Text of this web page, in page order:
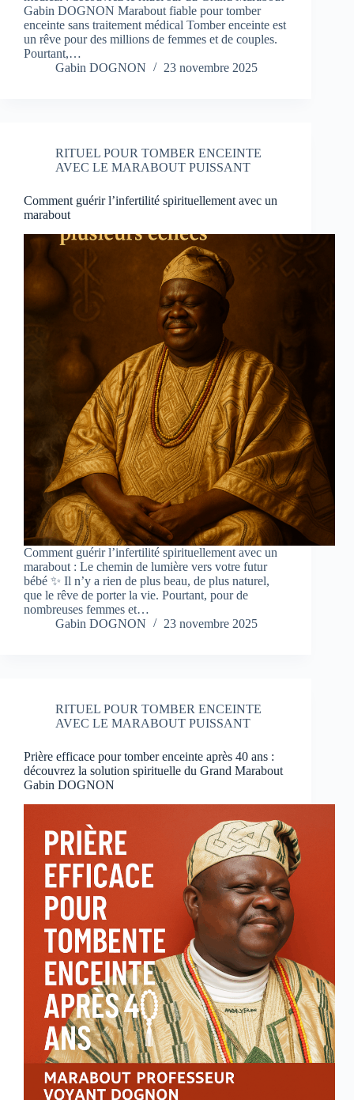
Gabin DOGNON Marabout fiable pour tomber
enceinte sans traitement médical Tomber enceinte est
un rêve pour des millions de femmes et de couples.
Pourtant,…
Gabin DOGNON
23 novembre 2025
RITUEL POUR TOMBER ENCEINTE
AVEC LE MARABOUT PUISSANT
Comment guérir l’infertilité spirituellement avec un
marabout
Comment guérir l’infertilité spirituellement avec un
marabout : Le chemin de lumière vers votre futur
bébé ✨ Il n’y a rien de plus beau, de plus naturel,
que le rêve de porter la vie. Pourtant, pour de
nombreuses femmes et…
Gabin DOGNON
23 novembre 2025
RITUEL POUR TOMBER ENCEINTE
AVEC LE MARABOUT PUISSANT
Prière efficace pour tomber enceinte après 40 ans :
découvrez la solution spirituelle du Grand Marabout
Gabin DOGNON